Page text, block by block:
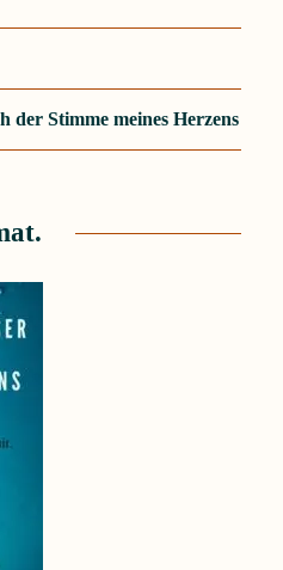
der Stimme meines Herzens